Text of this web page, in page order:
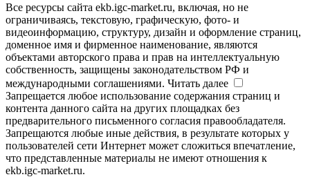
Все ресурсы сайта ekb.igc-market.ru, включая, но не
ограничиваясь, текстовую, графическую, фото- и
видеоинформацию, структуру, дизайн и оформление страниц,
доменное имя и фирменное наименование, являются
объектами авторского права и прав на интеллектуальную
собственность, защищены законодательством РФ и
международными соглашениями. Читать далее
Запрещается любое использование содержания страниц и
контента данного сайта на других площадках без
предварительного письменного согласия правообладателя.
Запрещаются любые иные действия, в результате которых у
пользователей сети Интернет может сложиться впечатление,
что представленные материалы не имеют отношения к
ekb.igc-market.ru.